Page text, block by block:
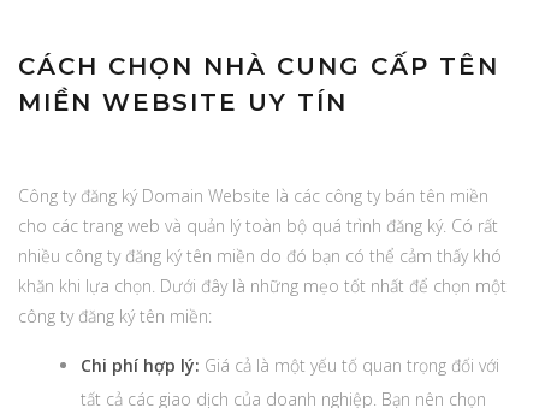
CÁCH CHỌN NHÀ CUNG CẤP TÊN
MIỀN WEBSITE UY TÍN
Công ty đăng ký Domain Website là các công ty bán tên miền
cho các trang web và quản lý toàn bộ quá trình đăng ký. Có rất
nhiều công ty đăng ký tên miền do đó bạn có thể cảm thấy khó
khăn khi lựa chọn. Dưới đây là những mẹo tốt nhất để chọn một
công ty đăng ký tên miền:
Chi phí hợp lý: Giá cả là một yếu tố quan trọng đối với
tất cả các giao dịch của doanh nghiệp. Bạn nên chọn